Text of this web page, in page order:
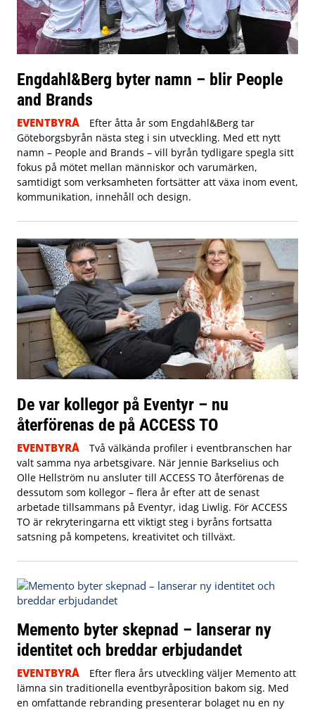
Engdahl&Berg byter namn – blir People
and Brands
EVENTBYRÅ
Efter åtta år som Engdahl&Berg tar
Göteborgsbyrån nästa steg i sin utveckling. Med ett nytt
namn – People and Brands – vill byrån tydligare spegla sitt
fokus på mötet mellan människor och varumärken,
samtidigt som verksamheten fortsätter att växa inom event,
kommunikation, innehåll och design.
De var kollegor på Eventyr – nu
återförenas de på ACCESS TO
EVENTBYRÅ
Två välkända profiler i eventbranschen har
valt samma nya arbetsgivare. När Jennie Barkselius och
Olle Hellström nu ansluter till ACCESS TO återförenas de
dessutom som kollegor – flera år efter att de senast
arbetade tillsammans på Eventyr, idag Liwlig. För ACCESS
TO är rekryteringarna ett viktigt steg i byråns fortsatta
satsning på kompetens, kreativitet och tillväxt.
Memento byter skepnad – lanserar ny
identitet och breddar erbjudandet
EVENTBYRÅ
Efter flera års utveckling väljer Memento att
lämna sin traditionella eventbyråposition bakom sig. Med
en omfattande rebranding presenterar bolaget nu en ny